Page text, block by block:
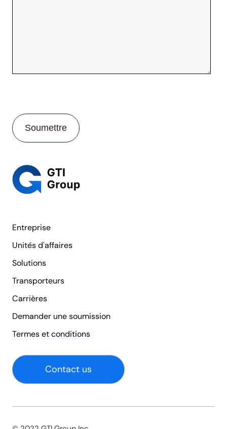
Entreprise
Unités d'affaires
Solutions
Transporteurs
Carrières
Demander une soumission
Termes et conditions
Contact us